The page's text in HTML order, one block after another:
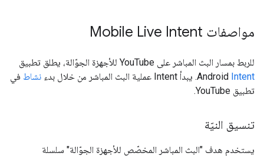
مواصفات Mobile Live Intent
للربط بمسار البث المباشر على YouTube للأجهزة الجوّالة، يطلق تطبيق
Android Intent . يبدأ Intent عملية البث المباشر من خلال بدء نشاط في
تطبيق YouTube.
تنسيق النيّة
يستخدم هدف "البث المباشر المخصّص للأجهزة الجوّالة" سلسلة